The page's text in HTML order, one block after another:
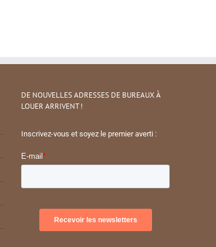
DE NOUVELLES ADRESSES DE BUREAUX À
LOUER ARRIVENT !
Inscrivez-vous et soyez le premier averti :